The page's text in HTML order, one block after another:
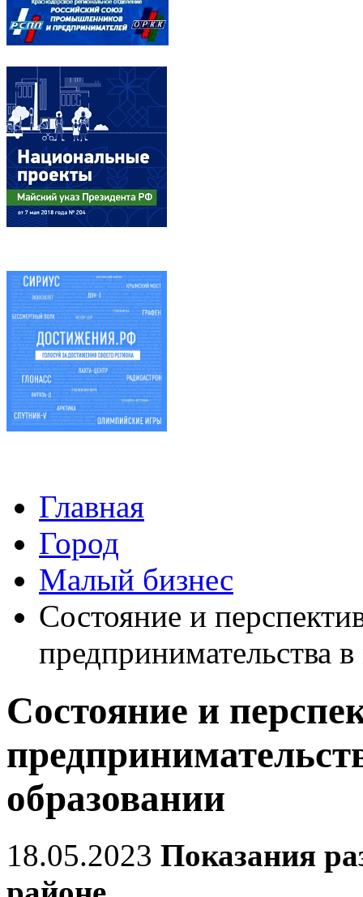
Главная
Город
Малый бизнес
Состояние и
предпринимательства
Состояние и
образовании
18.05.2023 Показания